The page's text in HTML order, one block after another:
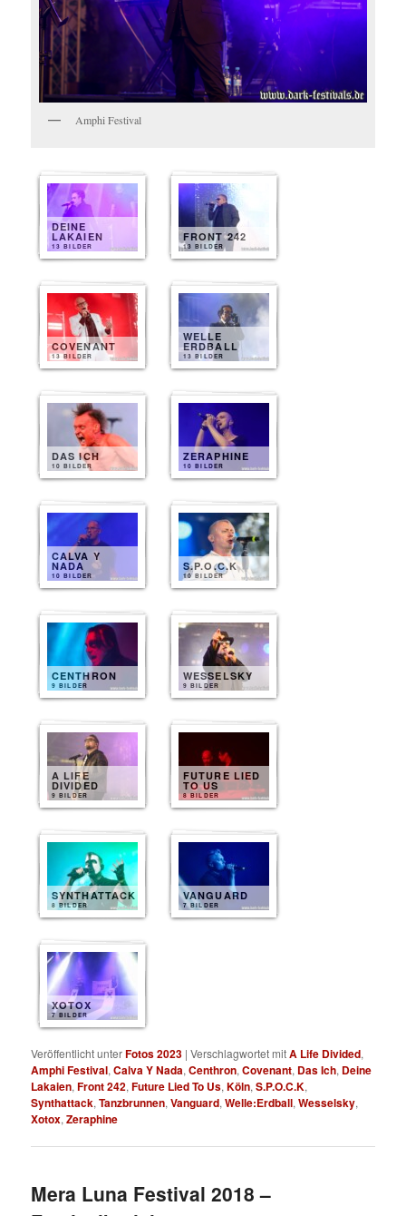
Amphi Festival
DEINE
LAKAIEN
13 BILDER
FRONT 242
13 BILDER
COVENANT
13 BILDER
WELLE
ERDBALL
13 BILDER
DAS ICH
10 BILDER
ZERAPHINE
10 BILDER
CALVA Y
NADA
10 BILDER
S.P.O.C.K
10 BILDER
CENTHRON
9 BILDER
WESSELSKY
9 BILDER
A LIFE
DIVIDED
9 BILDER
FUTURE LIED
TO US
8 BILDER
SYNTHATTACK
8 BILDER
VANGUARD
7 BILDER
XOTOX
7 BILDER
Veröffentlicht unterFotos 2023 |Verschlagwortet mitA Life Divided,
Amphi Festival,Calva Y Nada,Centhron,Covenant, Das Ich, Deine
Lakaien,Front 242,Future Lied To Us,Köln,S.P.O.C.K,
Synthattack,Tanzbrunnen,Vanguard,Welle:Erdball,Wesselsky,
Xotox,Zeraphine
Mera Luna Festival 2018 –